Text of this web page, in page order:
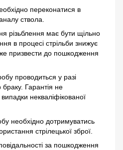
переконатися в
ствола.
різьблення має бути щільно
в процесі стрільби знижує
призвести до пошкодження
проводиться у разі
браку. Гарантія не
некваліфікованої
необхідно дотримуватись
стрілецької зброї.
за пошкодження